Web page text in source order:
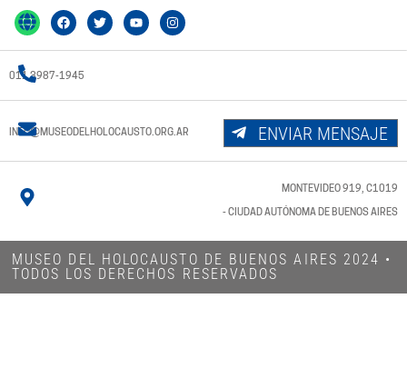
011 3987-1945
INFO@MUSEODELHOLOCAUSTO.ORG.AR ENVIAR MENSAJE
MONTEVIDEO 919, C1019
- CIUDAD AUTÓNOMA DE BUENOS AIRES
MUSEO DEL HOLOCAUSTO DE BUENOS AIRES 2024​ •
TODOS LOS DERECHOS RESERVADOS